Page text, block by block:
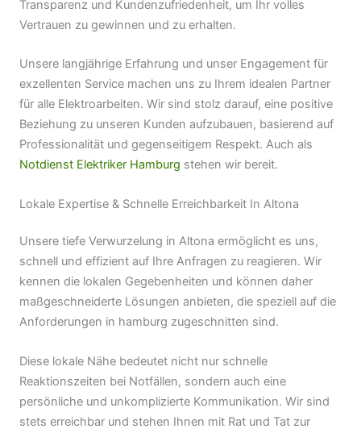
Transparenz und Kundenzufriedenheit, um Ihr volles
Vertrauen zu gewinnen und zu erhalten.
Unsere langjährige Erfahrung und unser Engagement für
exzellenten Service machen uns zu Ihrem idealen Partner
für alle Elektroarbeiten. Wir sind stolz darauf, eine positive
Beziehung zu unseren Kunden aufzubauen, basierend auf
Professionalität und gegenseitigem Respekt. Auch als
Notdienst Elektriker Hamburg stehen wir bereit.
Lokale Expertise & Schnelle Erreichbarkeit In Altona
Unsere tiefe Verwurzelung in Altona ermöglicht es uns,
schnell und effizient auf Ihre Anfragen zu reagieren. Wir
kennen die lokalen Gegebenheiten und können daher
maßgeschneiderte Lösungen anbieten, die speziell auf die
Anforderungen in hamburg zugeschnitten sind.
Diese lokale Nähe bedeutet nicht nur schnelle
Reaktionszeiten bei Notfällen, sondern auch eine
persönliche und unkomplizierte Kommunikation. Wir sind
stets erreichbar und stehen Ihnen mit Rat und Tat zur